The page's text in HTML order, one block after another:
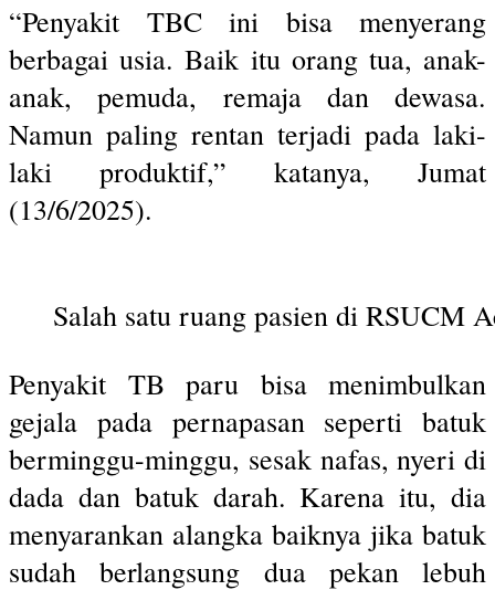
“Penyakit TBC ini bisa menyerang
berbagai usia. Baik itu orang tua, anak-
anak, pemuda, remaja dan dewasa.
Namun paling rentan terjadi pada laki-
laki produktif,” katanya, Jumat
(13/6/2025).
Salah satu ruang pasien di RSUCM
Penyakit TB paru bisa menimbulkan
gejala pada pernapasan seperti batuk
berminggu-minggu, sesak nafas, nyeri di
dada dan batuk darah. Karena itu, dia
menyarankan alangka baiknya jika batuk
sudah berlangsung dua pekan lebuh